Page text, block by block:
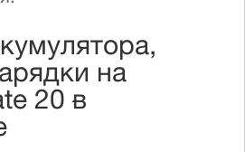
на
20 в